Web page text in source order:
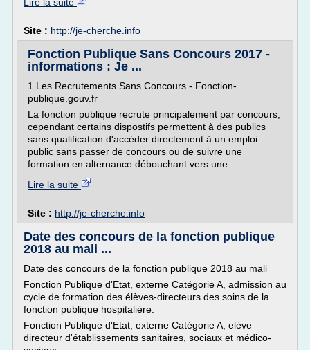
Site : http://je-cherche.info
Fonction Publique Sans Concours 2017 -
informations : Je ...
1 Les Recrutements Sans Concours - Fonction-
publique.gouv.fr
La fonction publique recrute principalement par concours,
cependant certains dispostifs permettent à des publics
sans qualification d'accéder directement à un emploi
public sans passer de concours ou de suivre une
formation en alternance débouchant vers une...
Lire la suite
Site : http://je-cherche.info
Date des concours de la fonction publique
2018 au mali ...
Date des concours de la fonction publique 2018 au mali
Fonction Publique d'Etat, externe Catégorie A, admission au
cycle de formation des élèves-directeurs des soins de la
fonction publique hospitalière.
Fonction Publique d'Etat, externe Catégorie A, elève
directeur d'établissements sanitaires, sociaux et médico-